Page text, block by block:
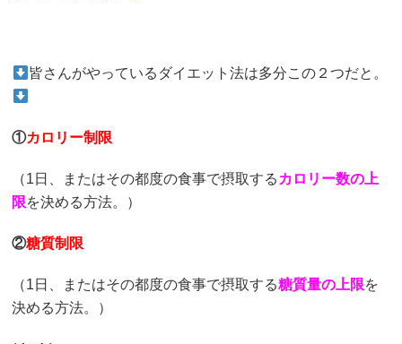
皆さんがやっているダイエット法は多分この２つだと。
①カロリー制限
（1日、またはその都度の食事で摂取する カロリー数の上
限を決める方法。）
②糖質制限
（1日、またはその都度の食事で摂取する糖質量の上限を
決める方法。）